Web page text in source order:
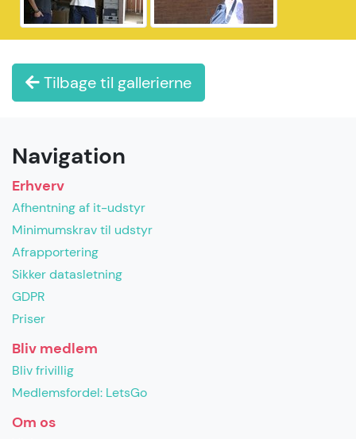
Tilbage til gallerierne
Navigation
Erhverv
Afhentning af it-udstyr
Minimumskrav til udstyr
Afrapportering
Sikker datasletning
GDPR
Priser
Bliv medlem
Bliv frivillig
Medlemsfordel: LetsGo
Om os